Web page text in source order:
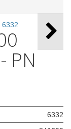
PN
6332